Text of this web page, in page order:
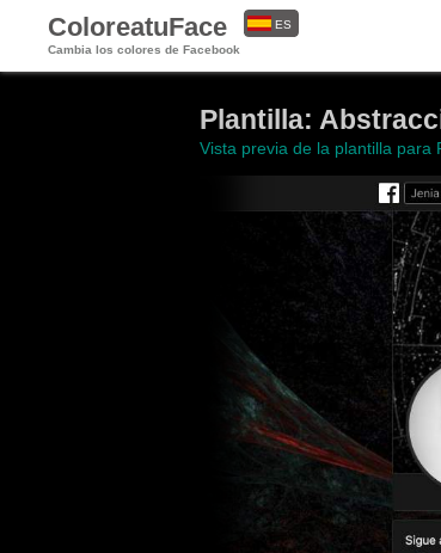
ColoreatuFace
Cambia los colores de Facebook
ES
Plantilla:
Vista previa de la plantilla para